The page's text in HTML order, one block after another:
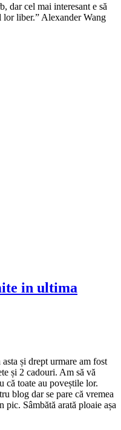
dar cel mai interesant e să
liber.” Alexander Wang
in ultima
și drept urmare am fost
și 2 cadouri. Am să vă
că toate au poveștile lor.
blog dar se pare că vremea
pic. Sâmbătă arată ploaie așa